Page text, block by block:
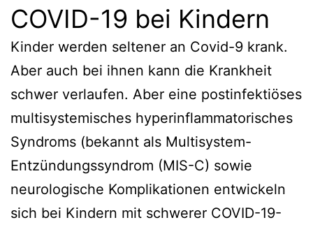
COVID-19 bei Kindern
Kinder werden seltener an Covid-9 krank.
Aber auch bei ihnen kann die Krankheit
schwer verlaufen. Aber eine postinfektiöses
multisystemisches hyperinflammatorisches
Syndroms (bekannt als Multisystem-
Entzündungssyndrom (MIS-C) sowie
neurologische Komplikationen entwickeln
sich bei Kindern mit schwerer COVID-19-